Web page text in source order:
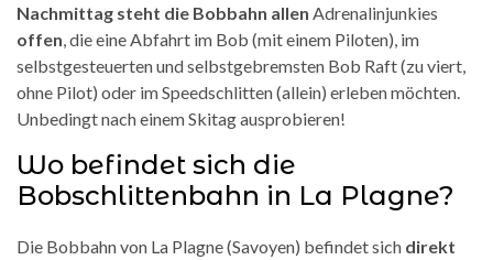
Nachmittag steht die Bobbahn allen Adrenalinjunkies
offen , die eine Abfahrt im Bob (mit einem Piloten), im
selbstgesteuerten und selbstgebremsten Bob Raft (zu viert,
ohne Pilot) oder im Speedschlitten (allein) erleben möchten.
Unbedingt nach einem Skitag ausprobieren!
Wo befindet sich die
Bobschlittenbahn in La Plagne?
Die Bobbahn von La Plagne (Savoyen) befindet sich direkt